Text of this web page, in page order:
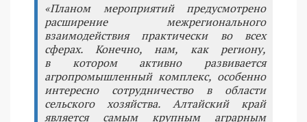
«Планом мероприятий предусмотрено
расширение межрегионального
взаимодействия практически во всех
сферах. Конечно, нам, как региону,
в котором активно развивается
агропромышленный комплекс, особенно
интересно сотрудничество в области
сельского хозяйства. Алтайский край
является самым крупным аграрным